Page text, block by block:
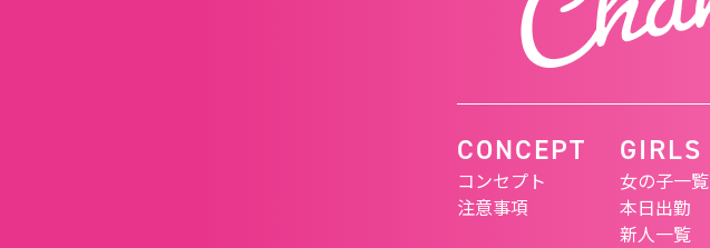
CONCEPT
コンセプト
注意事項
GIRLS
女の子一覧
本日出勤
新人一覧